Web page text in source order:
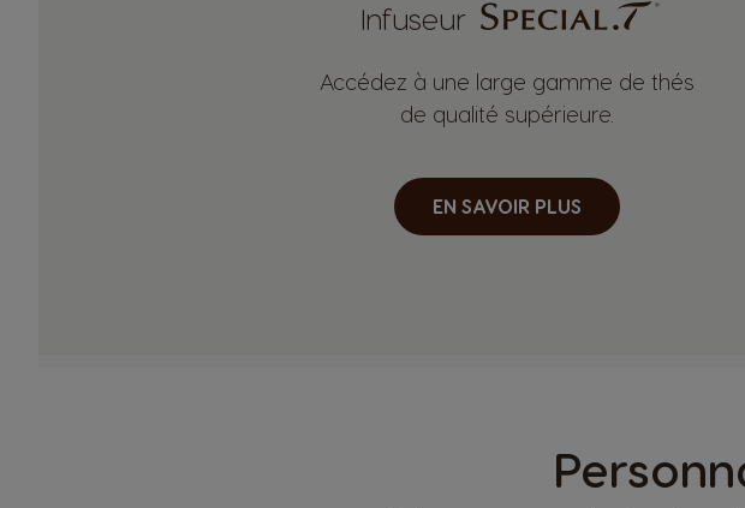
Infuseur
Accédez à une large gamme de thés
de qualité supérieure.
EN SAVOIR PLUS